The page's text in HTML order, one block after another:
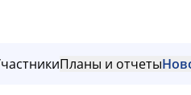
Планы и отчеты